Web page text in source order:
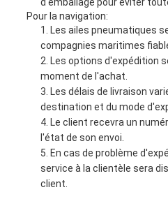
d'emballage pour éviter
Pour la navigation:
Les ailes pneumatiques
compagnies maritimes
Les options d'expédition
moment de l'achat.
Les délais de livraison
destination et du mode
Le client recevra un
l'état de son envoi.
En cas de problème
service à la clientèle sera
client.